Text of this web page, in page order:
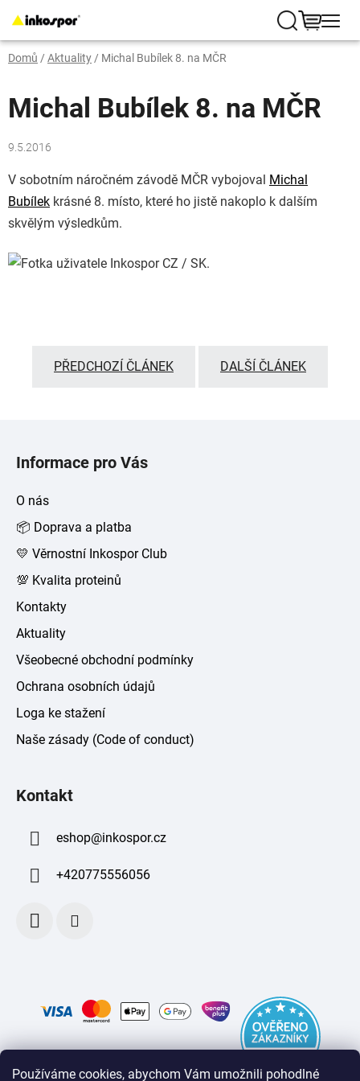
Používáme cookies, abychom Vám umožnili pohodlné
na
obsah
Hledat
Domů / Aktuality/ Michal Bubílek 8. na MČR
Michal Bubílek 8. na MČR
9.5.2016
V sobotním náročném závodě MČR vybojoval Michal
Bubílek krásné 8. místo, které ho jistě nakoplo k dalším
skvělým výsledkům.
PŘEDCHOZÍ ČLÁNEK DALŠÍ ČLÁNEK
Informace pro Vás
O nás
📦 Doprava a platba
💛 Věrnostní Inkospor Club
💯 Kvalita proteinů
Kontakty
Aktuality
Všeobecné obchodní podmínky
Ochrana osobních údajů
Loga ke stažení
Naše zásady (Code of conduct)
Kontakt
eshop@inkospor.cz
+420775556056